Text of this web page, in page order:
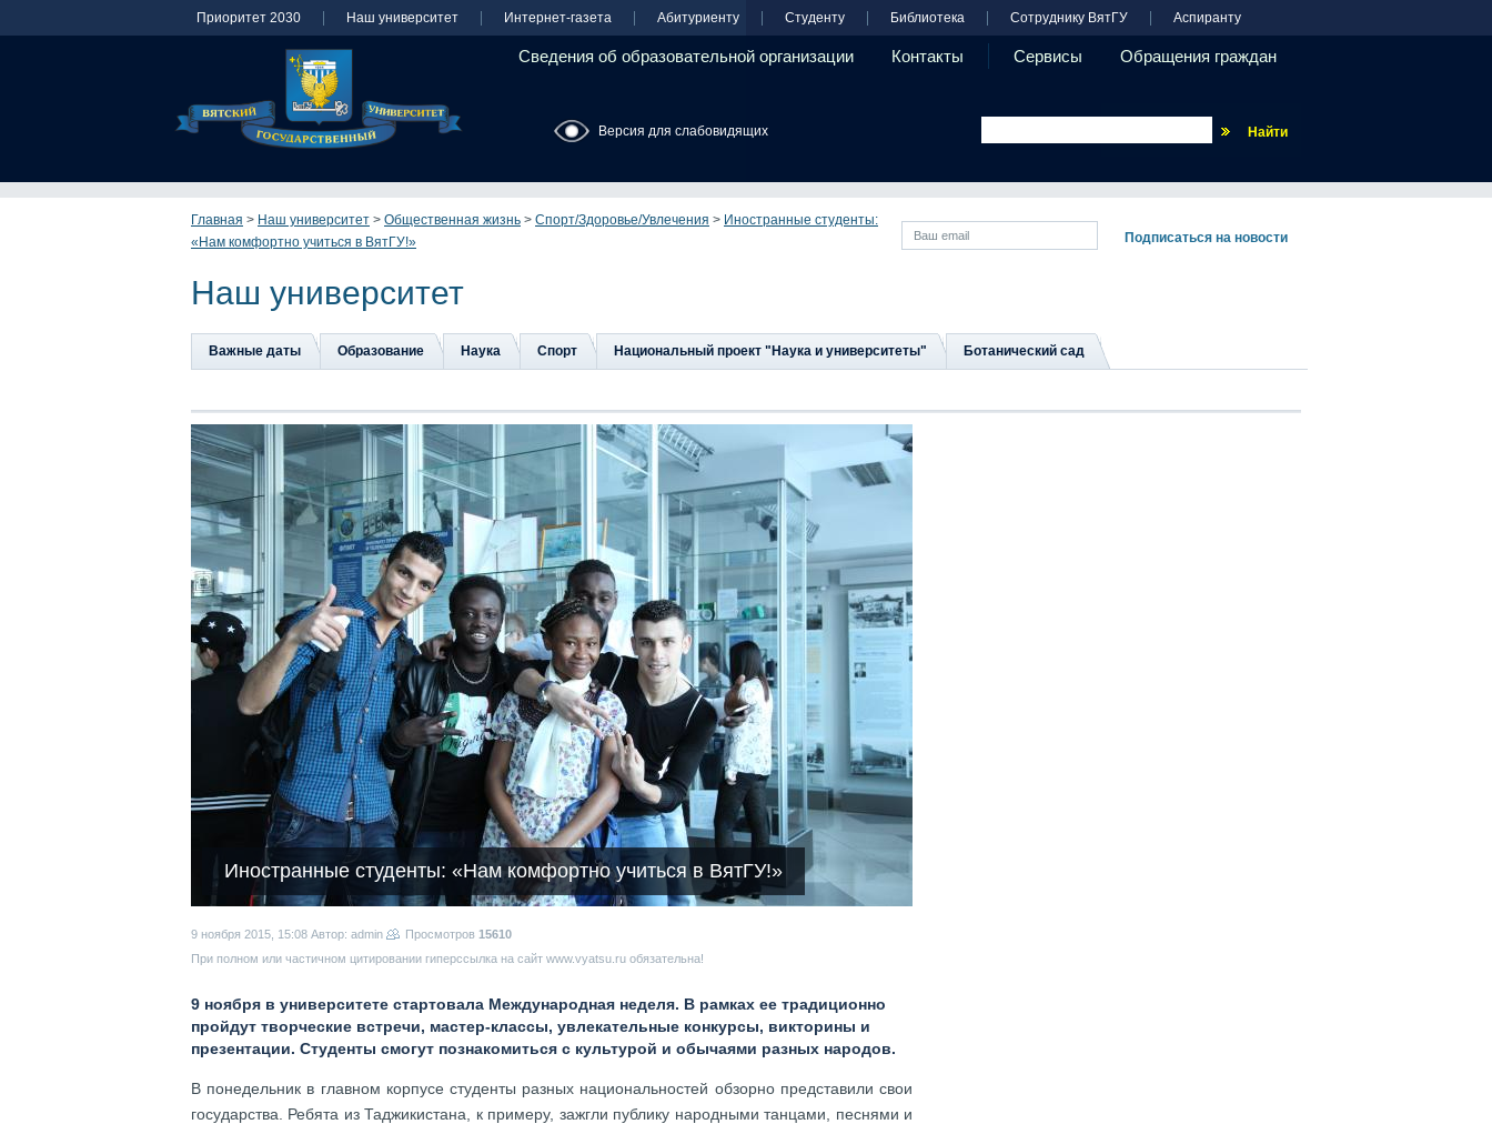
Приоритет 2030 Наш университет Интернет-газета Абитуриенту Студенту Библиотека Сотруднику ВятГУ Аспиранту
Сведения об образовательной организации Контакты Сервисы Обращения граждан
Версия для слабовидящих
Главная > Наш университет > Общественная жизнь > Спорт/Здоровье/Увлечения > Иностранные студенты:
«Нам комфортно учиться в ВятГУ!»
Наш университет
Важные даты Образование Наука Спорт Национальный проект "Наука и университеты" Ботанический сад
Иностранные студенты: «Нам комфортно учиться в ВятГУ!»
9 ноября 2015, 15:08 Автор: admin Просмотров 15610
При полном или частичном цитировании гиперссылка на сайт www.vyatsu.ru обязательна!
9 ноября в университете стартовала Международная неделя. В рамках ее традиционно
пройдут творческие встречи, мастер-классы, увлекательные конкурсы, викторины и
презентации. Студенты смогут познакомиться с культурой и обычаями разных народов.
В понедельник в главном корпусе студенты разных национальностей обзорно представили свои
государства. Ребята из Таджикистана, к примеру, зажгли публику народными танцами, песнями и